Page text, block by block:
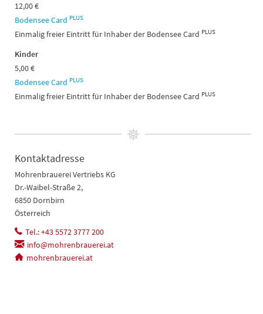
12,00 €
Bodensee Card PLUS
Einmalig freier Eintritt für Inhaber der Bodensee Card PLUS
Kinder
5,00 €
Bodensee Card PLUS
Einmalig freier Eintritt für Inhaber der Bodensee Card PLUS
Kontaktadresse
Mohrenbrauerei Vertriebs KG
Dr.-Waibel-Straße 2,
6850 Dornbirn
Österreich
Tel.: +43 5572 3777 200
info@mohrenbrauerei.at
mohrenbrauerei.at